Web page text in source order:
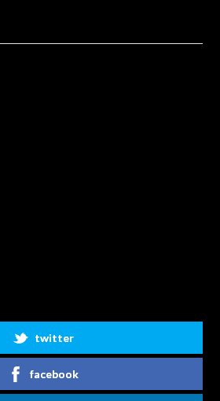
twitter
facebook